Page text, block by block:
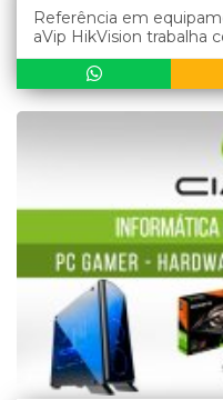
Referência em
aVip HikVision trabalha